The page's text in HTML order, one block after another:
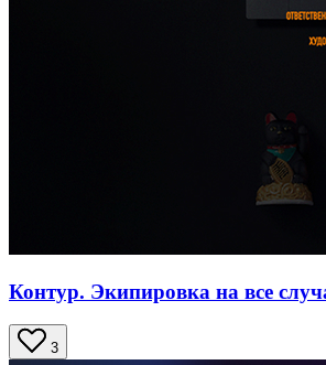
Контур. Экипировка на все
3